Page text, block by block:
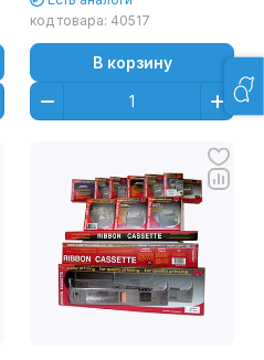
код товара: 40517
В корзину